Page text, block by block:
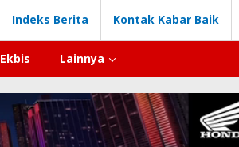
Indeks Berita Kontak Kabar Baik
Ekbis Lainnya